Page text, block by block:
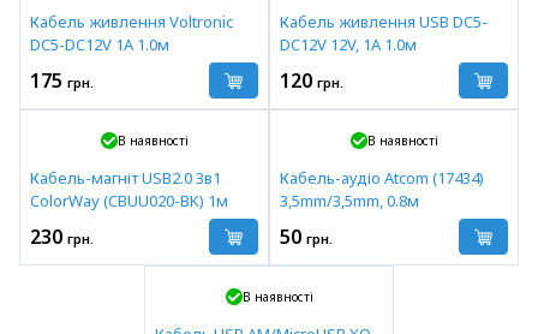
Кабель живлення Voltronic
DC5-DC12V 1A 1.0м
175 грн.
Кабель живлення USB DC5-
DC12V 12V, 1A 1.0м
120 грн.
В наявності
Кабель-магніт USB2.0 3в1
ColorWay (CBUU020-BK) 1м
230 грн.
В наявності
Кабель-аудіо Atcom (17434)
3,5mm/3,5mm, 0.8м
50 грн.
В наявності